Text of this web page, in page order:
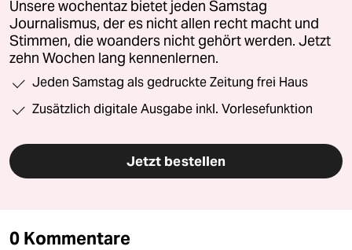
Unsere wochentaz bietet jeden Samstag
Journalismus, der es nicht allen recht macht und
Stimmen, die woanders nicht gehört werden. Jetzt
zehn Wochen lang kennenlernen.
Jeden Samstag als gedruckte Zeitung frei Haus
Zusätzlich digitale Ausgabe inkl. Vorlesefunktion
Jetzt bestellen
0 Kommentare